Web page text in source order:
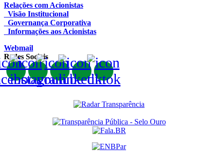
Relações com Acionistas
Visão Institucional
Governança Corporativa
Informações aos Acionistas
Webmail
Redes Sociais